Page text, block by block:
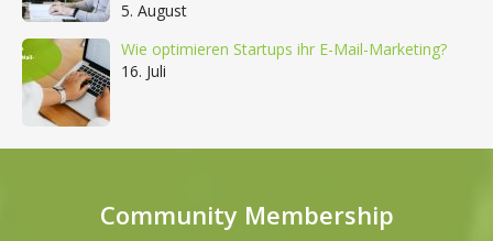
5. August
Wie optimieren Startups ihr E-Mail-Marketing?
16. Juli
Community Membership